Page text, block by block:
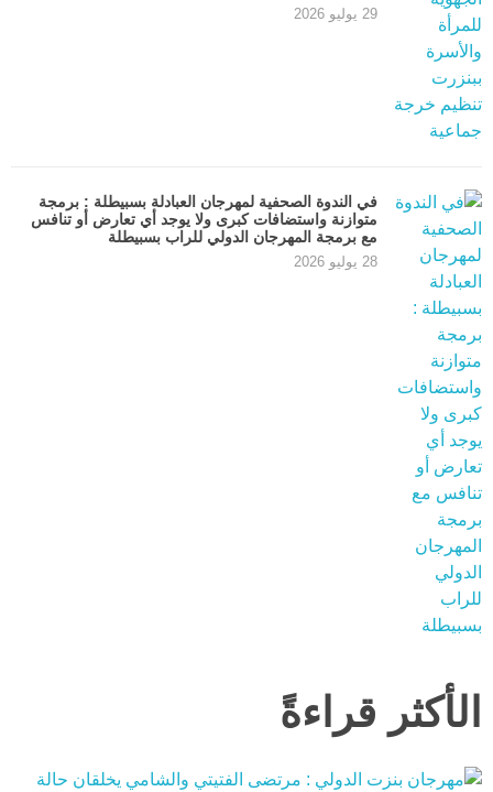
29 يوليو 2026
في الندوة الصحفية لمهرجان العبادلة بسبيطلة : برمجة
متوازنة واستضافات كبرى ولا يوجد أي تعارض أو تنافس
مع برمجة المهرجان الدولي للراب بسبيطلة
28 يوليو 2026
الأكثر قراءةً